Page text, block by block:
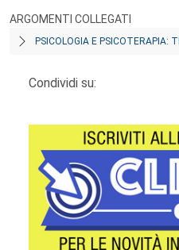
ARGOMENTI COLLEGATI
PSICOLOGIA E PSICOTERAPIA:
Condividi su: